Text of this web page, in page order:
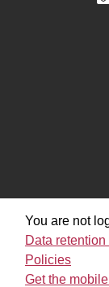
You are not
Data
Policies
Get the